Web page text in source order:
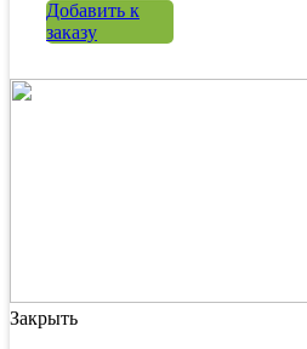
Добавить к
заказу
Закрыть